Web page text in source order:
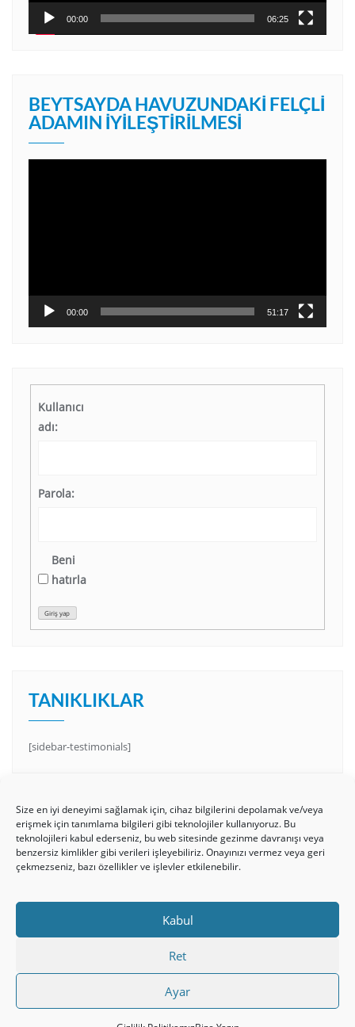
Size en iyi deneyimi sağlamak için, cihaz bilgilerini depolamak ve/veya
erişmek için tanımlama bilgileri gibi teknolojiler kullanıyoruz. Bu
teknolojileri kabul ederseniz, bu web sitesinde gezinme davranışı veya
benzersiz kimlikler gibi verileri işleyebiliriz. Onayınızı vermez veya geri
çekmezseniz, bazı özellikler ve işlevler etkilenebilir.
Kabul
Ret
Ayar
00:00 06:25
BEYTSAYDA HAVUZUNDAKI FELÇLI
ADAMIN İYILEŞTIRILMESI
00:00 51:17
Kullanıcı
adı:
Parola:
Beni
hatırla
Giriş yap
TANIKLIKLAR
[sidebar-testimonials]
Video Öğrencilik Dersleri
ABNSAT Türkiye – Canlı İzleyin
Ahuva Hizmetleri YouTube Sayfası